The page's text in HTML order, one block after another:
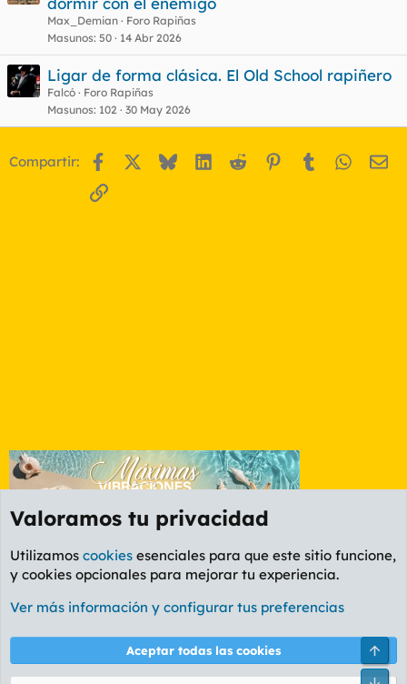
Max_Demian
Foro Rapiñas
Masunos 50 14 Abr 2026
Ligar de forma clásica. El Old School rapiñero
Falcó
Foro Rapiñas
Masunos 102 30 May 2026
Compartir: Facebook BlueskyLinkedIn
Reddit Pinterest
Tumblr
Enlace
Foro Rapiñas
Cookies
PL OLDSTYLE AMARILLO
Términos y reglas Política de privacidad Ayuda
Valoramos tu privacidad
Utilizamos cookies esenciales para que este sitio funcione,
y cookies opcionales para mejorar tu experiencia.
Ver más información y configurar tus preferencias
Aceptar todas las cookies